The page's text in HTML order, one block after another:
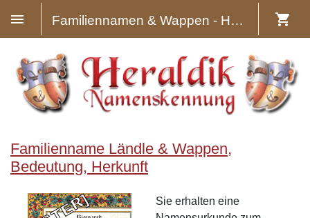
Familiennamen & Wappen - Heraldik
Familienname Ländle & Wappen,
Bedeutung, Herkunft
Sie erhalten eine